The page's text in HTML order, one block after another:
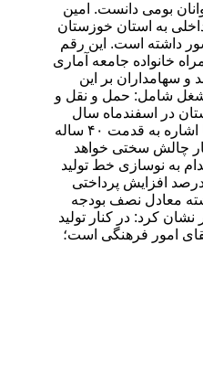
بومی دانست. امین
به استان خوزستان
شد که معادل یک میلیارد و ۴۰۰ میلیون دلار ارزآوری برای کشور داشته است. این رقم
داشت: این شرکت با ۱۶ هزار تن شاغل و ۵ هزار تن بازنشسته، به همراه خانواده جامعه آماری
مختلفی به ارزش ۲۳ هزار میلیارد تومان تعریف شد و سهامداران بر این
هستند که اجرای طرح‌های توسعه موجب اشتغال‌زایی جوانان و در نتیجه سودآوری بیشتر می‌شود‌. ابراهیمی گفت: هر شغل که در صنعت فولاد ایجاد شود، در کنار آن ۲۳ شغل شامل: حمل و نقل و
افزود: شرکت فولاد خوزستان در اسفندماه سال
گذشته آزمونی برای جذب ۵۰۰ تن نیروی بومی برگزار نمود. در آینده نیز برای جذب نیروهای متخصص و بومی، آزمون‌های دیگری برگزار خواهد شد. مدیرعامل فولاد خوزستان با اشاره به قدمت ۴۰ ساله
اگر تفکر نوسازی در مجموعه نباشد، در مدت ۲ سال آینده، شرکت دچار چالش سختی خواهد
به نوسازی خط تولید
و فولادسازی کرده است. ابراهیمی اضافه کرد: این شرکت سعی نموده در حوزه پرداخت دستمزد نیروی انسانی، الگو باشد و از ابتدا تا پایان سال ۱۴۰۰، نزدیک به ۶۰ درصد افزایش پرداختی
معادل نصف بودجه
در پایان خاطر نشان کرد: در کنار تولید
امور فرهنگی است؛